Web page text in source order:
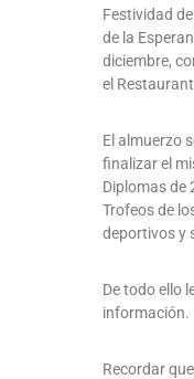
Festividad
de la
diciembre,
el
El almuerzo
finalizar el
Diplomas de
Trofeos de
deportivos y
De todo ello
información.
Recordar